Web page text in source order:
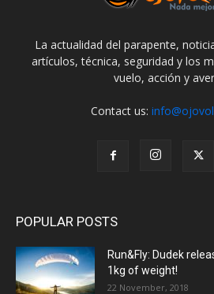
La actualidad del parapente,
artículos, técnica, seguridad y los
vuelo, acción y
Contact us:
POPULAR POSTS
Run&Fly: Dudek
1kg of weight!
22 November, 2018